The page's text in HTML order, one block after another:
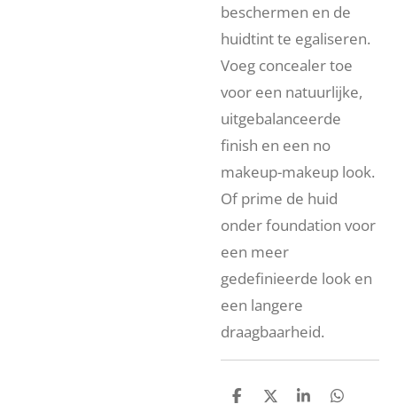
beschermen en de
huidtint te egaliseren.
Voeg concealer toe
voor een natuurlijke,
uitgebalanceerde
finish en een no
makeup-makeup look.
Of prime de huid
onder foundation voor
een meer
gedefinieerde look en
een langere
draagbaarheid.
D
D
S
D